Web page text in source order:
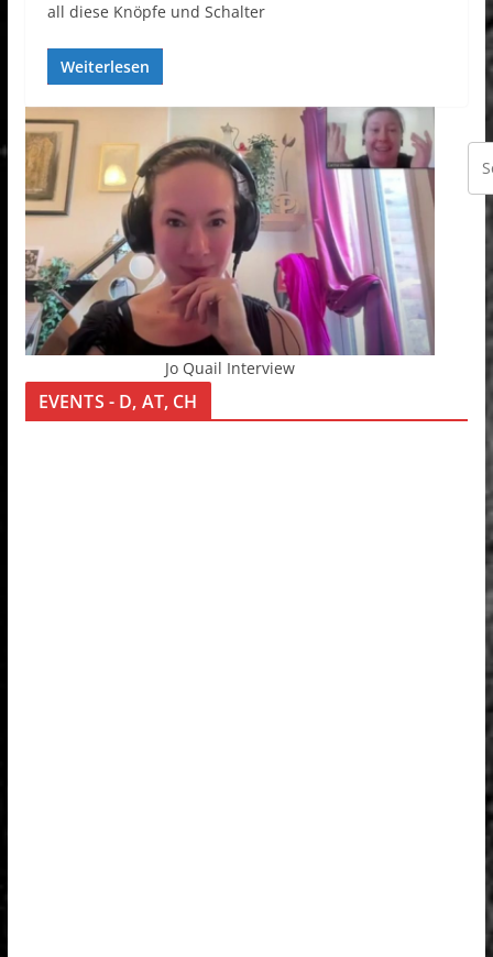
all diese Knöpfe und Schalter
Weiterlesen
Jo Quail Interview
EVENTS - D, AT, CH